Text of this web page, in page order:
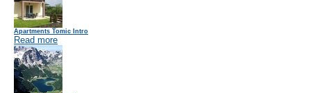
Apartments Tomic Intro
Read more